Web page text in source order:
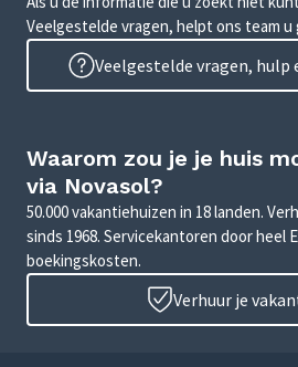
Veelgestelde vragen, helpt ons team u
Veelgestelde vragen, hulp
Waarom zou je je huis
via Novasol?
50.000 vakantiehuizen in 18 landen.
sinds 1968. Servicekantoren door heel
boekingskosten.
Verhuur je